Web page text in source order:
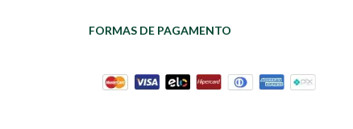
FORMAS DE PAGAMENTO